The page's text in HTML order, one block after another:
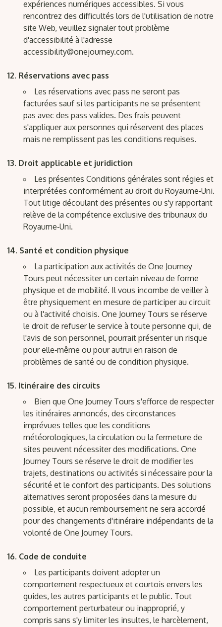
expériences numériques accessibles. Si vous
rencontrez des difficultés lors de l'utilisation de notre
site Web, veuillez signaler tout problème
d'accessibilité à l'adresse
accessibility@onejourney.com.
Réservations avec pass
Les réservations avec pass ne seront pas
facturées sauf si les participants ne se présentent
pas avec des pass valides. Des frais peuvent
s'appliquer aux personnes qui réservent des places
mais ne remplissent pas les conditions requises.
Droit applicable et juridiction
Les présentes Conditions générales sont régies et
interprétées conformément au droit du Royaume‑Uni.
Tout litige découlant des présentes ou s'y rapportant
relève de la compétence exclusive des tribunaux du
Royaume‑Uni.
Santé et condition physique
La participation aux activités de One Journey
Tours peut nécessiter un certain niveau de forme
physique et de mobilité. Il vous incombe de veiller à
être physiquement en mesure de participer au circuit
ou à l'activité choisis. One Journey Tours se réserve
le droit de refuser le service à toute personne qui, de
l'avis de son personnel, pourrait présenter un risque
pour elle‑même ou pour autrui en raison de
problèmes de santé ou de condition physique.
Itinéraire des circuits
Bien que One Journey Tours s'efforce de respecter
les itinéraires annoncés, des circonstances
imprévues telles que les conditions
météorologiques, la circulation ou la fermeture de
sites peuvent nécessiter des modifications. One
Journey Tours se réserve le droit de modifier les
trajets, destinations ou activités si nécessaire pour la
sécurité et le confort des participants. Des solutions
alternatives seront proposées dans la mesure du
possible, et aucun remboursement ne sera accordé
pour des changements d'itinéraire indépendants de la
volonté de One Journey Tours.
Code de conduite
Les participants doivent adopter un
comportement respectueux et courtois envers les
guides, les autres participants et le public. Tout
comportement perturbateur ou inapproprié, y
compris sans s'y limiter les insultes, le harcèlement,